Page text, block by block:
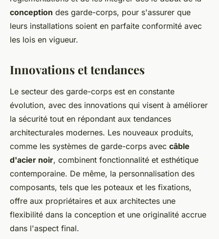
conception des garde-corps, pour s'assurer que
leurs installations soient en parfaite conformité avec
les lois en vigueur.
Innovations et tendances
Le secteur des garde-corps est en constante
évolution, avec des innovations qui visent à améliorer
la sécurité tout en répondant aux tendances
architecturales modernes. Les nouveaux produits,
comme les systèmes de garde-corps avec câble
d'acier noir, combinent fonctionnalité et esthétique
contemporaine. De même, la personnalisation des
composants, tels que les poteaux et les fixations,
offre aux propriétaires et aux architectes une
flexibilité dans la conception et une originalité accrue
dans l'aspect final.